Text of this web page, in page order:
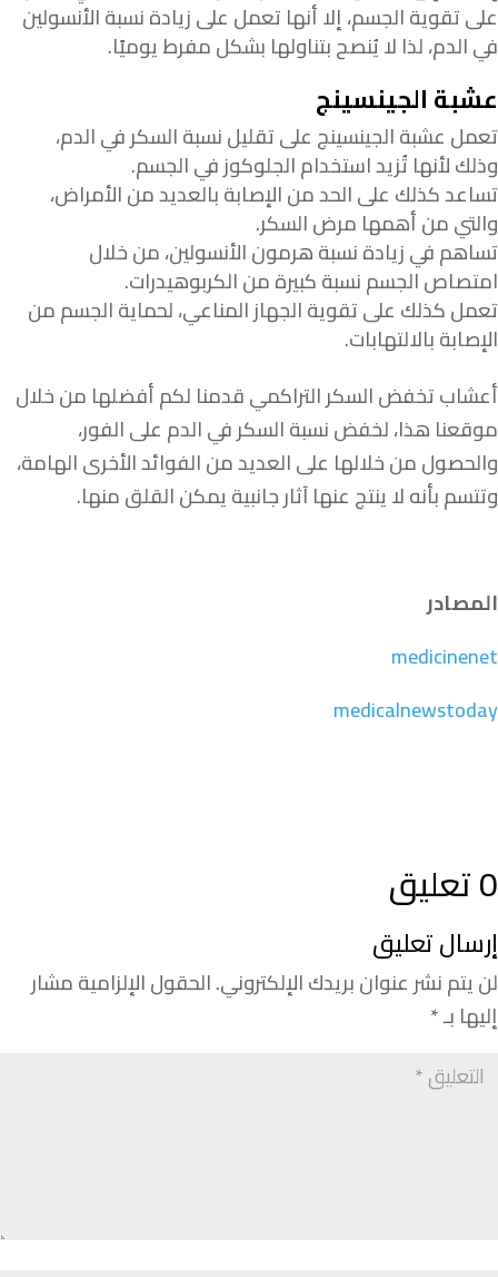
على تقوية الجسم، إلا أنها تعمل على زيادة نسبة الأنسولين
في الدم، لذا لا يُنصح بتناولها بشكل مفرط يوميًا.
عشبة الجينسينج
تعمل عشبة الجينسينج على تقليل نسبة السكر في الدم،
وذلك لأنها تُزيد استخدام الجلوكوز في الجسم.
تساعد كذلك على الحد من الإصابة بالعديد من الأمراض،
والتي من أهمها مرض السكر.
تساهم في زيادة نسبة هرمون الأنسولين، من خلال
امتصاص الجسم نسبة كبيرة من الكربوهيدرات.
تعمل كذلك على تقوية الجهاز المناعي، لحماية الجسم من
الإصابة بالالتهابات.
أعشاب تخفض السكر التراكمي قدمنا لكم أفضلها من خلال
موقعنا هذا، لخفض نسبة السكر في الدم على الفور،
والحصول من خلالها على العديد من الفوائد الأخرى الهامة،
وتتسم بأنه لا ينتج عنها آثار جانبية يمكن القلق منها.
المصادر
medicinenet
medicalnewstoday
0 تعليق
إرسال تعليق
لن يتم نشر عنوان بريدك الإلكتروني.الحقول الإلزامية مشار
إليها بـ*